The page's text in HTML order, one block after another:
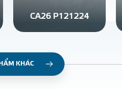
CA26 P121224
KHÁC